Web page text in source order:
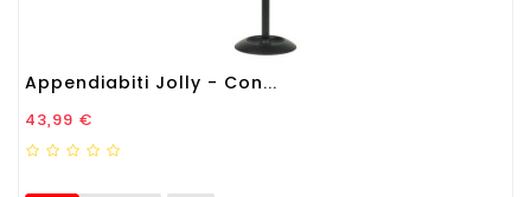
Appendiabiti Jolly - Con...
Prezzo
43,99 €